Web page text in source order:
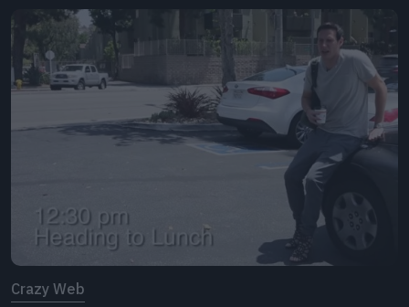
Crazy Web